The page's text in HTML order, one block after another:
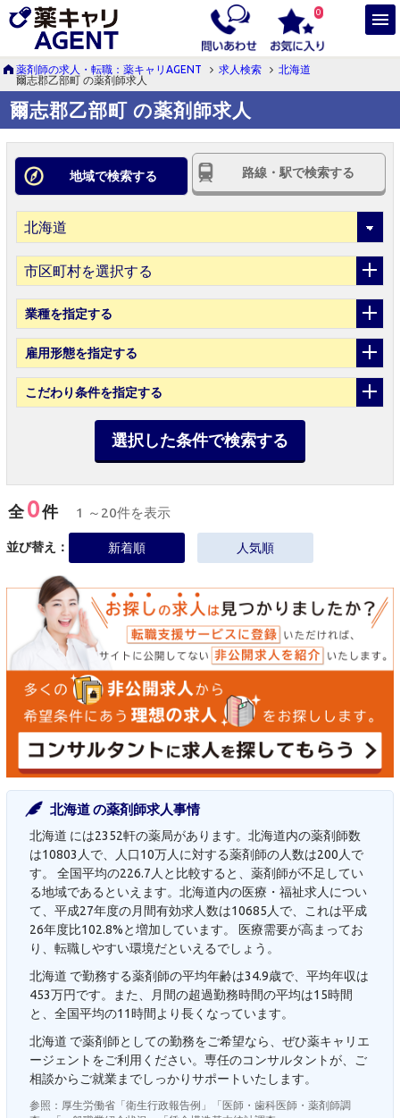
0
薬剤師の求人・転職：薬キャリAGENT 求人検索
北海道
爾志郡乙部町 の薬剤師求人
爾志郡乙部町 の薬剤師求人
地域で検索する 路線・駅で検索する
市区町村を選択する
業種を指定する
雇用形態を指定する
こだわり条件を指定する
選択した条件で検索する
全0件 1 ～20件を表示
並び替え： 新着順 人気順
北海道 の薬剤師求人事情
北海道 には2352軒の薬局があります。北海道内の薬剤師数
は10803人で、人口10万人に対する薬剤師の人数は200人で
す。 全国平均の226.7人と比較すると、薬剤師が不足してい
る地域であるといえます。北海道内の医療・福祉求人につい
て、平成27年度の月間有効求人数は10685人で、これは平成
26年度比102.8%と増加しています。 医療需要が高まってお
り、転職しやすい環境だといえるでしょう。
北海道 で勤務する薬剤師の平均年齢は34.9歳で、平均年収は
453万円です。また、月間の超過勤務時間の平均は15時間
と、全国平均の11時間より長くなっています。
北海道 で薬剤師としての勤務をご希望なら、ぜひ薬キャリエ
ージェントをご利用ください。専任のコンサルタントが、ご
相談からご就業までしっかりサポートいたします。
参照：厚生労働省「衛生行政報告例」「医師・歯科医師・薬剤師調